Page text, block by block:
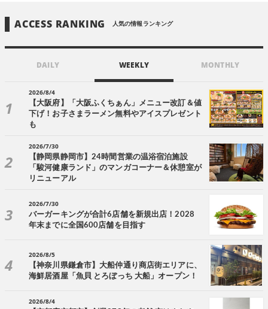
ACCESS RANKING 人気の情報ランキング
DAILY WEEKLY MONTHLY
2026/8/4
【大阪府】「大阪ふくちぁん」メニュー改訂＆値
下げ！お子さまラーメン無料やアイスプレゼント
も
2026/7/30
【静岡県静岡市】24時間営業の温浴宿泊施設
「駿河健康ランド」のマンガコーナー＆休憩室が
リニューアル
2026/7/30
バーガーキングが合計6店舗を新規出店！2028
年末までに全国600店舗を目指す
2026/8/5
【神奈川県鎌倉市】大船仲通り商店街エリアに、
海鮮居酒屋「魚貝 とろぼっち 大船」オープン！
2026/8/4